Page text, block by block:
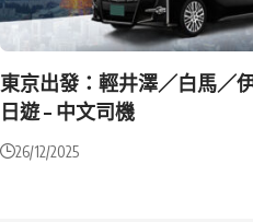
東京出發：輕井澤／白馬／
日遊 – 中文司機
26/12/2025